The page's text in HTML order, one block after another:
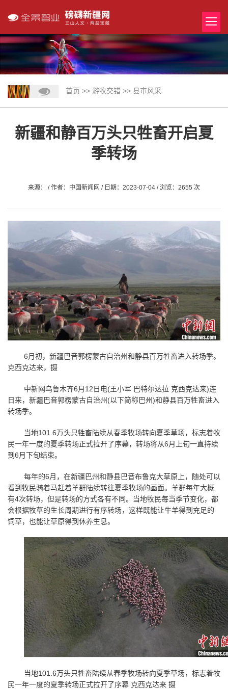
首页 >> 游牧交错 >> 县市风采
新疆和静百万头只牲畜开启夏
季转场
来源： / 作者：中国新闻网 / 日期：2023-07-04 / 浏览：2655 次
6月初，新疆巴音郭楞蒙古自治州和静县百万牲畜进入转场季。
克西克达来，摄
中新网乌鲁木齐6月 12 日电(王小军 巴特尔达拉 克西克达来)连
日来，新疆巴音郭楞蒙古自治州 (以下简称巴州)和静县百万牲畜进入
转场季。
当地101.6万头只牲畜陆续从春季牧场转向夏季草场，标志着牧
民一年一度的夏季转场正式拉开了序幕，转场将从6月上旬一直持续
到 6月下旬结束。
每年的6月，在新疆巴州和静县巴音布鲁克大草原上，随处可以
看到牧民骑着马赶着羊群陆续转往夏季牧场的画面。羊群每年大概
有4次转场，但是转场的方式各有不同。当地牧民每当季节变化，都
会根据牧草的生长周期进行有序转场，这样既能让牛羊得到充足的
饲草，也能让草原得到休养生息。
当地101.6万头只牲畜陆续从春季牧场转向夏季草场，标志着牧
民一年一度的夏季转场正式拉开了序幕 克西克达来 摄